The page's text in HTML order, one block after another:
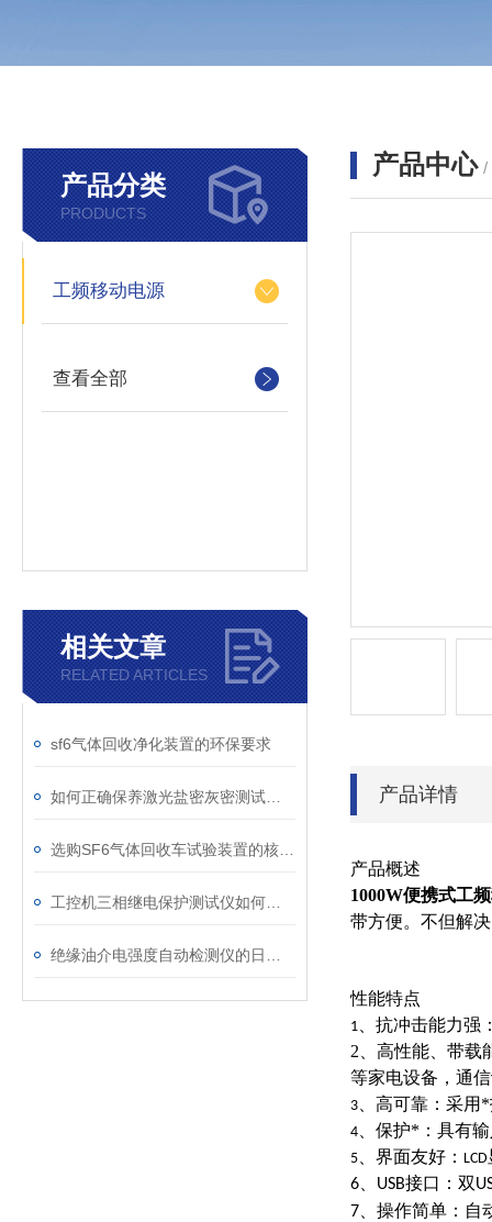
产品分类
PRODUCTS
工频移动电源
查看全部
相关文章
RELATED ARTICLES
sf6气体回收净化装置的环保要求
产品中心 /
产品详情
产品概述
1000W便携式工
带方便。不但解
性能特点
1 、抗冲击能力
2、高性能、带载
等家电设备，通
3 、高可靠：采
4 、保护*：具有
5 、界面友好： LCD
6 USB接口：双
7 、操作简单：